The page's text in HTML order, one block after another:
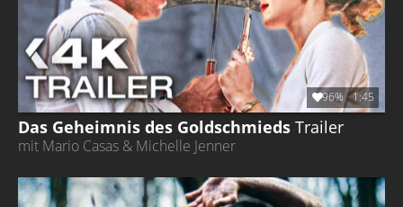
Das Geheimnis des Goldschmieds Trailer
mit Mario Casas & Michelle Jenner
96% 1:45